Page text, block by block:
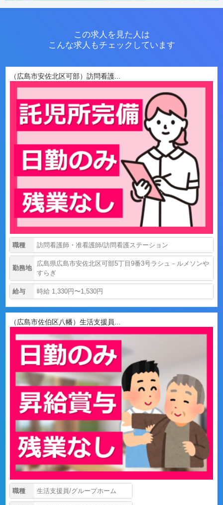
この求人を見た人は
こんな求人もチェックしています
（広島市安佐北区可部）訪問看護...
職種 訪問看護師・准看護師/訪問看護ステーション
勤務地
広島県広島市安佐北区可部5丁目9番3号ラシュ－ルメソンや
すらぎ
給与 時給 1,330円〜1,530円
（広島市佐伯区八幡）生活支援員...
職種 生活支援員/グループホーム